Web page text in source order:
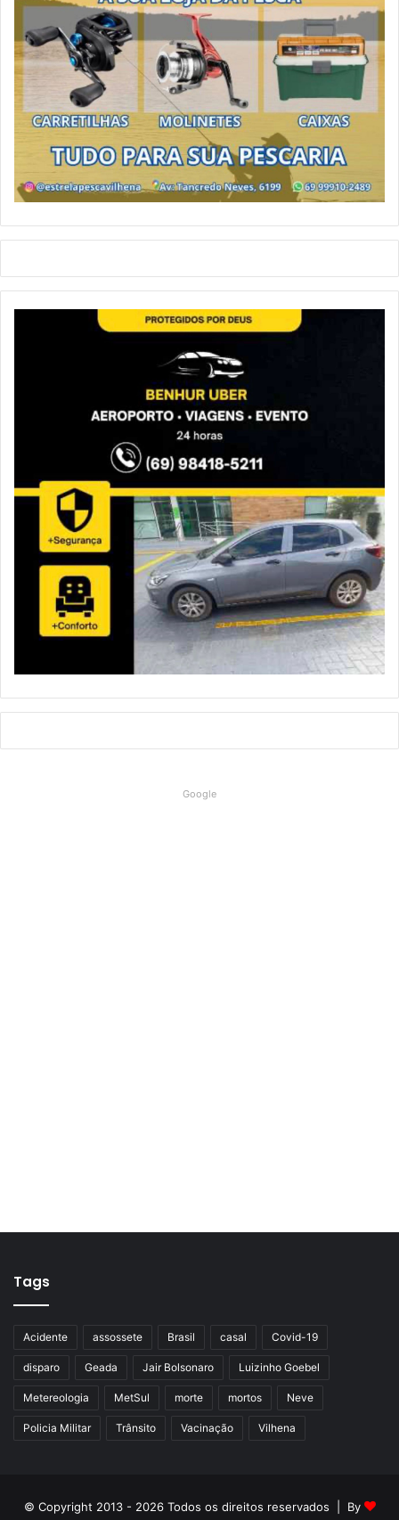
Google
Tags
Acidente assossete Brasil casal Covid-19
disparo Geada Jair Bolsonaro Luizinho Goebel
Metereologia MetSul morte mortos Neve
Policia Militar Trânsito Vacinação Vilhena
© Copyright 2013 - 2026 Todos os direitos reservados | By